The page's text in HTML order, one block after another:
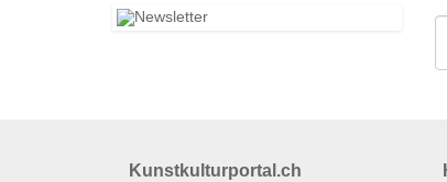
Kunstkulturportal.ch